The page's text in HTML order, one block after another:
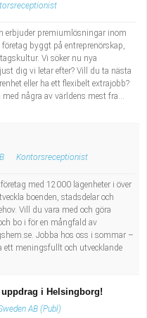
erbjuder premiumlösningar inom
byggt på entreprenörskap,
Vi söker nu nya
dig vi letar efter? Vill du ta nästa
eller ha ett flexibelt extrajobb?
några av världens mest fra...
Kontorsreceptionist
med 12000 lägenheter i över
boenden, stadsdelar och
Vill du vara med och göra
bo i för en mångfald av
Jobba hos oss i sommar –
ett meningsfullt och utvecklande
i Helsingborg!
AB (Publ)